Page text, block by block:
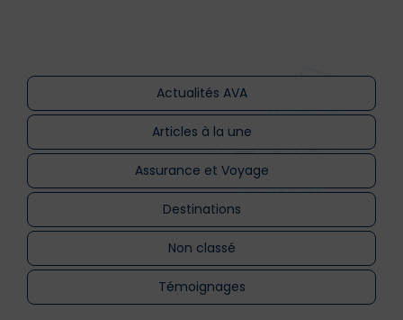
Actualités AVA
Articles à la une
Assurance et Voyage
Destinations
Non classé
Témoignages